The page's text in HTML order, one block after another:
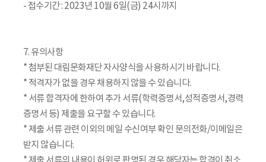
- 접수기간 : 2023년 10월 6일(금) 24시까지
7. 유의사항
* 첨부된 대림문화재단 자사양식을 사용하시기 바랍니다.
* 적격자가 없을 경우 채용하지 않을 수 있습니다.
* 서류 합격자에 한하여 추가 서류(학력증명서,성적증명서,경력
증명서 등) 제출을 요구할 수 있습니다.
* 제출 서류 관련 이외의 메일 수신여부 확인 문의전화/이메일은
받지 않습니다.